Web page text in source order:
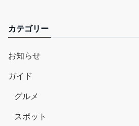
カテゴリー
お知らせ
ガイド
グルメ
スポット